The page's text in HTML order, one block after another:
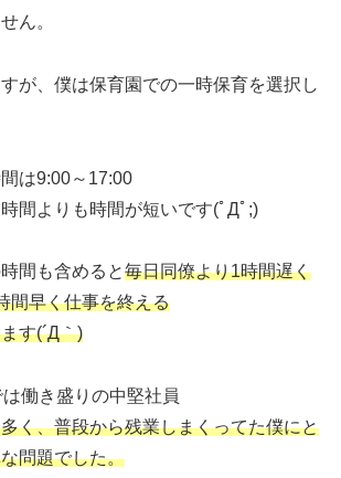
ん。
が、僕は保育園での一時保育を選択し
は9:00～17:00
間よりも時間が短いです(ﾟДﾟ;)
間も含めると毎日同僚より1時間遅く
間早く仕事を終える
す(´Д｀)
働き盛りの中堅社員
く、普段から残業しまくってた僕にと
問題でした。